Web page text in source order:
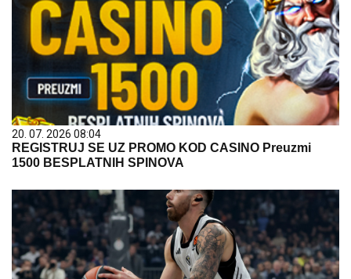
20. 07. 2026 08:04
REGISTRUJ SE UZ PROMO KOD CASINO Preuzmi
1500 BESPLATNIH SPINOVA